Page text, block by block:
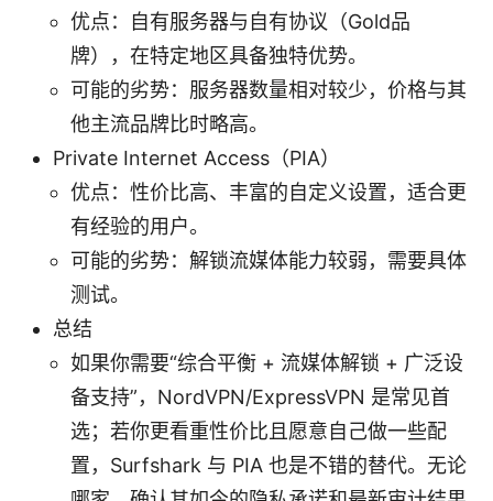
优点：自有服务器与自有协议（Gold品
牌），在特定地区具备独特优势。
可能的劣势：服务器数量相对较少，价格与其
他主流品牌比时略高。
Private Internet Access（PIA）
优点：性价比高、丰富的自定义设置，适合更
有经验的用户。
可能的劣势：解锁流媒体能力较弱，需要具体
测试。
总结
如果你需要“综合平衡 + 流媒体解锁 + 广泛设
备支持”，NordVPN/ExpressVPN 是常见首
选；若你更看重性价比且愿意自己做一些配
置，Surfshark 与 PIA 也是不错的替代。无论